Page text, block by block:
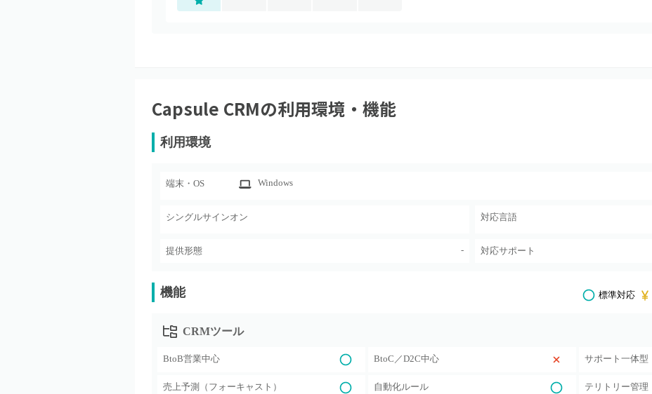
Capsule CRMの利用環境・機能
利用環境
端末・OS Windows
シングルサインオン 対応言語
提供形態 - 対応サポート
機能 標準対応
CRMツール
BtoB営業中心 BtoC／D2C中心 サポート一体型
売上予測（フォーキャスト） 自動化ルール テリトリー管理